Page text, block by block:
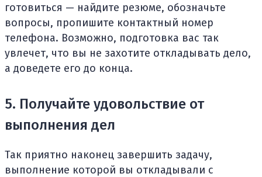
готовиться — найдите резюме, обозначьте
вопросы, пропишите контактный номер
телефона. Возможно, подготовка вас так
увлечет, что вы не захотите откладывать дело,
а доведете его до конца.
5. Получайте удовольствие от
выполнения дел
Так приятно наконец завершить задачу,
выполнение которой вы откладывали с